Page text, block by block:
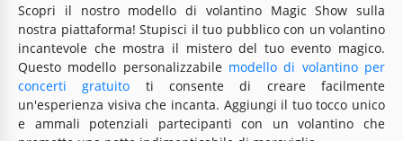
Scopri il nostro modello di volantino Magic Show sulla
nostra piattaforma! Stupisci il tuo pubblico con un volantino
incantevole che mostra il mistero del tuo evento magico.
Questo modello personalizzabile modello di volantino per
concerti gratuito ti consente di creare facilmente
un'esperienza visiva che incanta. Aggiungi il tuo tocco unico
e ammali potenziali partecipanti con un volantino che